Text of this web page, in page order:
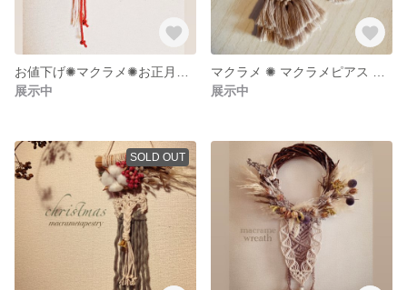
展示中
展示中
SOLD OUT